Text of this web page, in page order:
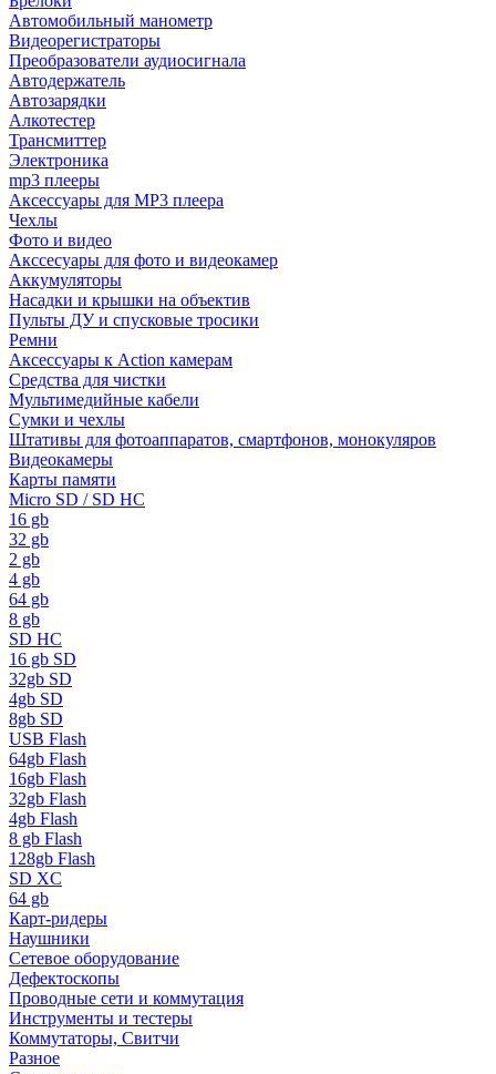
Автомобильный манометр
Видеорегистраторы
Преобразователи аудиосигнала
Автодержатель
Автозарядки
Алкотестер
Трансмиттер
Электроника
mp3 плееры
Аксессуары для MP3 плеера
Чехлы
Фото и видео
Акссесуары для фото и видеокамер
Аккумуляторы
Насадки и крышки на объектив
Пульты ДУ и спусковые тросики
Ремни
Аксессуары к Action камерам
Средства для чистки
Мультимедийные кабели
Сумки и чехлы
Штативы для фотоаппаратов, смартфонов, монокуляров
Видеокамеры
Карты памяти
Micro SD / SD HC
16 gb
32 gb
2 gb
4 gb
64 gb
8 gb
SD HC
16 gb SD
32gb SD
4gb SD
8gb SD
USB Flash
64gb Flash
16gb Flash
32gb Flash
4gb Flash
8 gb Flash
128gb Flash
SD XC
64 gb
Карт-ридеры
Наушники
Сетевое оборудование
Дефектоскопы
Проводные сети и коммутация
Инструменты и тестеры
Коммутаторы, Свитчи
Разное